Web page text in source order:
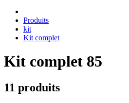
Produits
kit
Kit complet
Kit complet 85
11 produits